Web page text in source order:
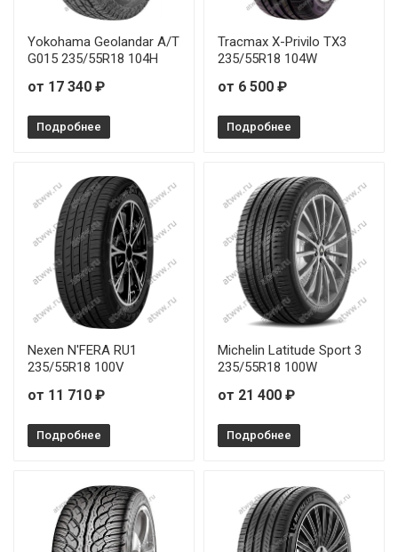
Yokohama Geolandar A/T
G015 235/55R18 104H
от 17 340 ₽
Подробнее
Tracmax X-Privilo TX3
235/55R18 104W
от 6 500 ₽
Подробнее
Nexen N'FERA RU1
235/55R18 100V
от 11 710 ₽
Подробнее
Michelin Latitude Sport 3
235/55R18 100W
от 21 400 ₽
Подробнее